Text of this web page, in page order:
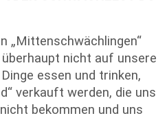
„Mittenschwächlingen“
nicht auf unsere
essen und trinken,
verkauft werden, die uns
bekommen und uns